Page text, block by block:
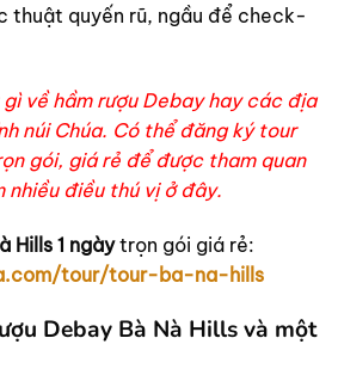
thuật quyến rũ, ngầu để check-
về hầm rượu Debay hay các địa
núi Chúa. Có thể đăng ký tour
gói, giá rẻ để được tham quan
nhiều điều thú vị ở đây.
Hills 1 ngàytrọn gói giá rẻ:
tour/tour-ba-na-hills
Debay Bà Nà Hills và một